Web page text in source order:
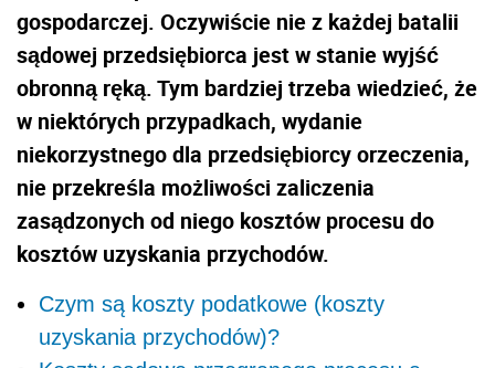
gospodarczej. Oczywiście nie z każdej batalii
sądowej przedsiębiorca jest w stanie wyjść
obronną ręką. Tym bardziej trzeba wiedzieć, że
w niektórych przypadkach, wydanie
niekorzystnego dla przedsiębiorcy orzeczenia,
nie przekreśla możliwości zaliczenia
zasądzonych od niego kosztów procesu do
kosztów uzyskania przychodów.
Czym są koszty podatkowe (koszty
uzyskania przychodów)?